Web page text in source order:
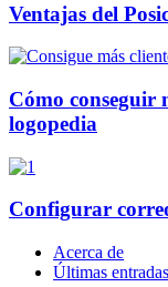
Ventajas del
Cómo conseguir
logopedia
Configurar
Acerca de
Últimas entradas